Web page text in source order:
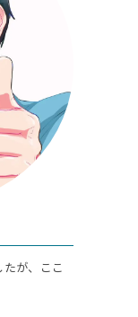
グ
が、ここ